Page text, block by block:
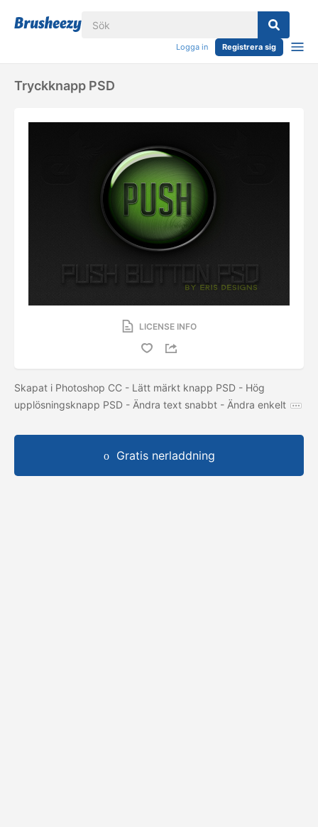
Logga in Registrera sig
Tryckknapp PSD
LICENSE INFO
Skapat i Photoshop CC - Lätt märkt knapp PSD - Hög
upplösningsknapp PSD - Ändra text snabbt - Ändra enkelt
Gratis nerladdning